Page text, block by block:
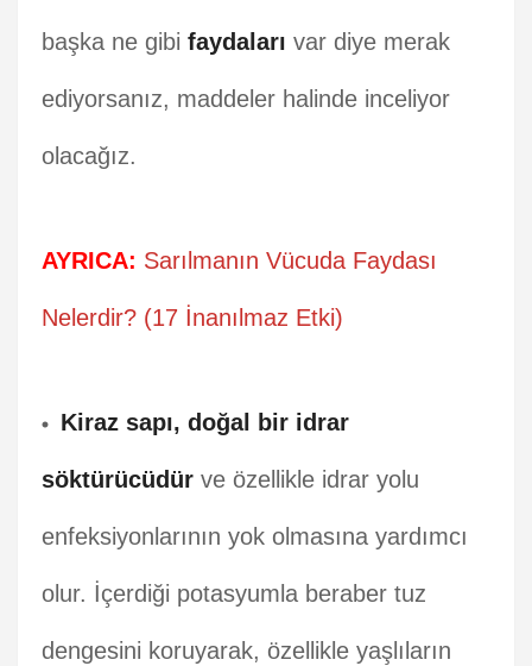
başka ne gibi faydaları var diye merak
ediyorsanız, maddeler halinde inceliyor
olacağız.
AYRICA: Sarılmanın Vücuda Faydası
Nelerdir? (17 İnanılmaz Etki)
Kiraz sapı, doğal bir idrar
söktürücüdür ve özellikle idrar yolu
enfeksiyonlarının yok olmasına yardımcı
olur. İçerdiği potasyumla beraber tuz
dengesini koruyarak, özellikle yaşlıların